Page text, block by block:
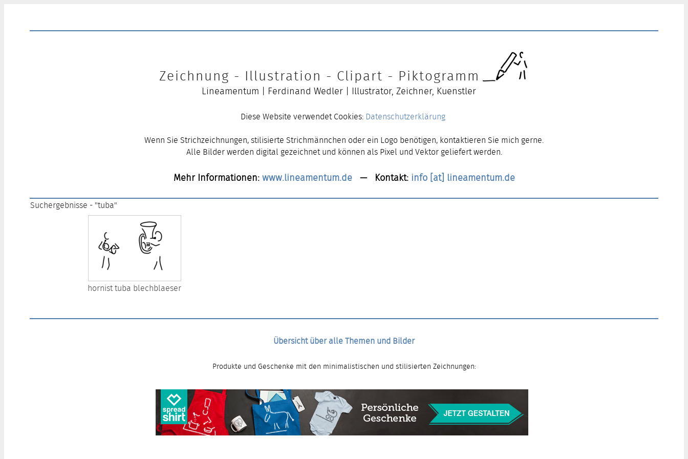
Zeichnung - Illustration - Clipart - Piktogramm
Lineamentum | Ferdinand Wedler | Illustrator, Zeichner, Kuenstler
Diese Website verwendet Cookies: Datenschutzerklärung
Wenn Sie Strichzeichnungen, stilisierte Strichmännchen oder ein Logo benötigen, kontaktieren Sie mich gerne.
Alle Bilder werden digital gezeichnet und können als Pixel und Vektor geliefert werden.
Mehr Informationen:www.lineamentum.de— Kontakt: info [at] lineamentum.de
Suchergebnisse - "tuba"
hornist tuba blechblaeser
Übersicht über alle Themen und Bilder
Produkte und Geschenke mit den minimalistischen und stilisierten Zeichnungen: